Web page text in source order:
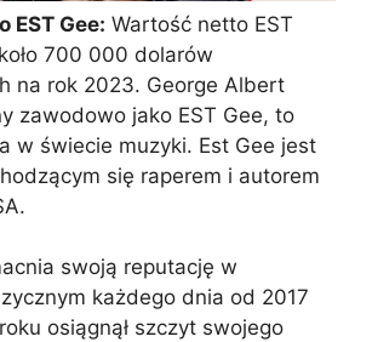
EST Gee: Wartość netto EST
700 000 dolarów
na rok 2023. George Albert
zawodowo jako EST Gee, to
w świecie muzyki. Est Gee jest
się raperem i autorem
swoją reputację w
każdego dnia od 2017
osiągnął szczyt swojego